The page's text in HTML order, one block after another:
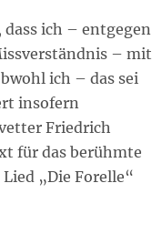
ich – entgegen
– mit
ich – das sei
insofern
Friedrich
für das berühmte
„Die Forelle“